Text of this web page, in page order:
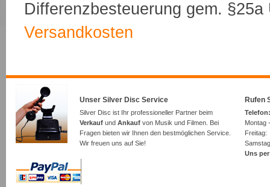
Differenzbesteuerung gem.
Versandkosten
Unser Silver Disc Service
Silver Disc ist Ihr professioneller Partner beim
Verkauf und Ankauf von Musik und Filmen. Bei
Fragen bieten wir Ihnen den bestmöglichen Service.
Wir freuen uns auf Sie!
Rufen
Montag
Uns